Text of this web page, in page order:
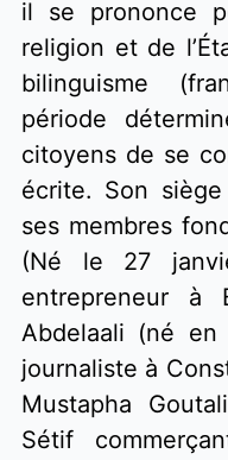
il se prononce
religion et de
bilinguisme
période
citoyens de se
écrite. Son
ses membres
(Né le 27
entrepreneur à
Abdelaali (né
journaliste à
Mustapha
Sétif